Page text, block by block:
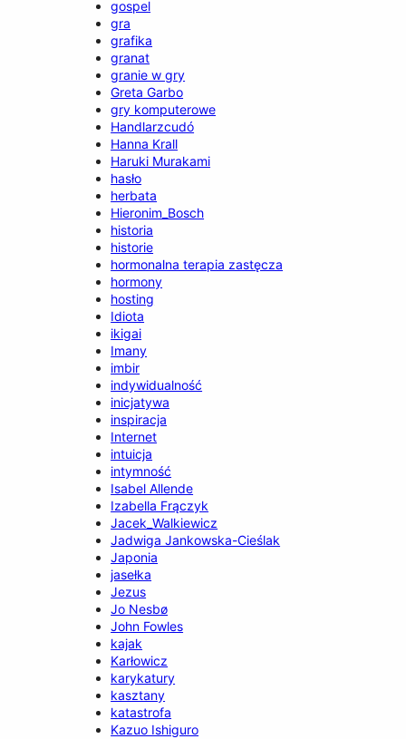
gospel
gra
grafika
granat
granie w gry
Greta Garbo
gry komputerowe
Handlarzcudó
Hanna Krall
Haruki Murakami
hasło
herbata
Hieronim_Bosch
historia
historie
hormonalna terapia zastęcza
hormony
hosting
Idiota
ikigai
Imany
imbir
indywidualność
inicjatywa
inspiracja
Internet
intuicja
intymność
Isabel Allende
Izabella Frączyk
Jacek_Walkiewicz
Jadwiga Jankowska-Cieślak
Japonia
jasełka
Jezus
Jo Nesbø
John Fowles
kajak
Karłowicz
karykatury
kasztany
katastrofa
Kazuo Ishiguro